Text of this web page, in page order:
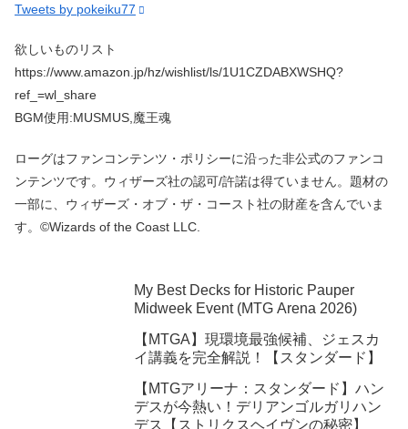
Tweets by pokeiku77
欲しいものリスト
https://www.amazon.jp/hz/wishlist/ls/1U1CZDABXWSHQ?
ref_=wl_share
BGM使用:MUSMUS,魔王魂
ローグはファンコンテンツ・ポリシーに沿った非公式のファンコ
ンテンツです。ウィザーズ社の認可/許諾は得ていません。題材の
一部に、ウィザーズ・オブ・ザ・コースト社の財産を含んでいま
す。©Wizards of the Coast LLC.
My Best Decks for Historic Pauper
Midweek Event (MTG Arena 2026)
【MTGA】現環境最強候補、ジェスカ
イ講義を完全解説！【スタンダード】
【MTGアリーナ：スタンダード】ハン
デスが今熱い！デリアンゴルガリハン
デス【ストリクスヘイヴンの秘密】